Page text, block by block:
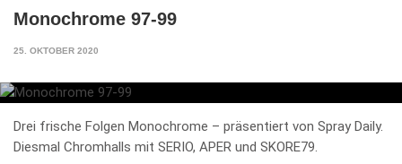
Monochrome 97-99
25. OKTOBER 2020
Drei frische Folgen Monochrome – präsentiert von Spray Daily.
Diesmal Chromhalls mit SERIO, APER und SKORE79.